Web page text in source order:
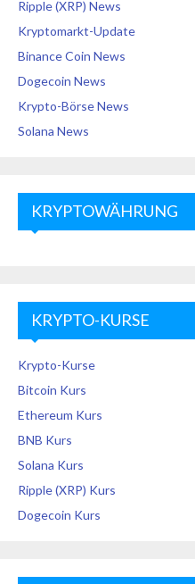
Ripple (XRP) News
Kryptomarkt-Update
Binance Coin News
Dogecoin News
Krypto-Börse News
Solana News
KRYPTOWÄHRUNG
KRYPTO-KURSE
Krypto-Kurse
Bitcoin Kurs
Ethereum Kurs
BNB Kurs
Solana Kurs
Ripple (XRP) Kurs
Dogecoin Kurs